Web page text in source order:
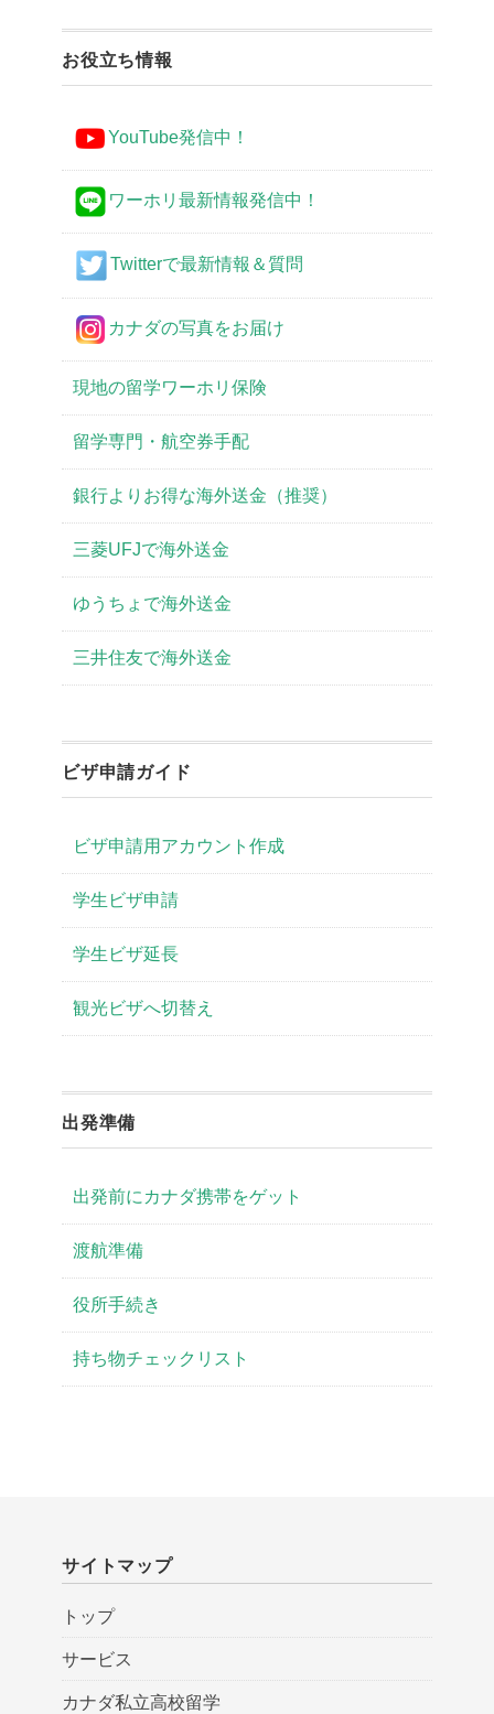
お役立ち情報
YouTube発信中！
ワーホリ最新情報発信中！
Twitterで最新情報＆質問
カナダの写真をお届け
現地の留学ワーホリ保険
留学専門・航空券手配
銀行よりお得な海外送金（推奨）
三菱UFJで海外送金
ゆうちょで海外送金
三井住友で海外送金
ビザ申請ガイド
ビザ申請用アカウント作成
学生ビザ申請
学生ビザ延長
観光ビザへ切替え
出発準備
出発前にカナダ携帯をゲット
渡航準備
役所手続き
持ち物チェックリスト
サイトマップ
トップ
サービス
カナダ私立高校留学